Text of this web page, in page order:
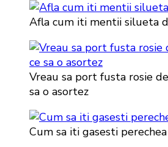
Afla cum iti mentii silueta
Vreau sa port fusta rosie
sa o asortez
Cum sa iti gasesti